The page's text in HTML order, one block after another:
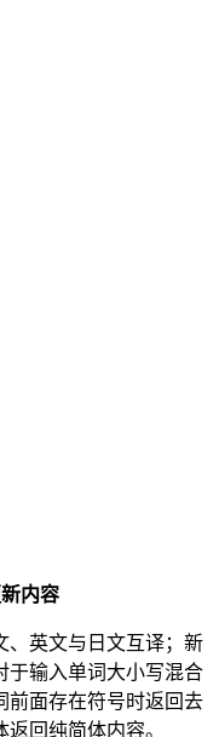
内容
、英文与日文互译；新
于输入单词大小写混合
前面存在符号时返回去
回纯简体内容。